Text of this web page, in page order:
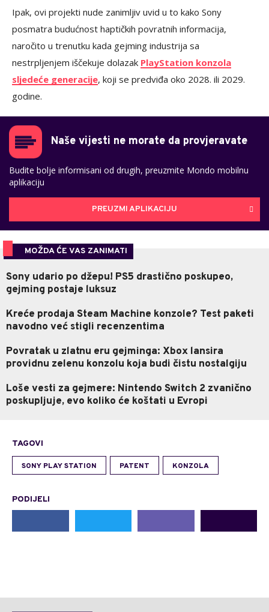
Ipak, ovi projekti nude zanimljiv uvid u to kako Sony
posmatra budućnost haptičkih povratnih informacija,
naročito u trenutku kada gejming industrija sa
nestrpljenjem iščekuje dolazak PlayStation konzola
sljedeće generacije, koji se predviđa oko 2028. ili 2029.
godine.
Naše vijesti ne morate da provjeravate
Budite bolje informisani od drugih, preuzmite Mondo mobilnu
aplikaciju
PREUZMI APLIKACIJU
MOŽDA ĆE VAS ZANIMATI
Sony udario po džepu! PS5 drastično poskupeo,
gejming postaje luksuz
Kreće prodaja Steam Machine konzole? Test paketi
navodno već stigli recenzentima
Povratak u zlatnu eru gejminga: Xbox lansira
providnu zelenu konzolu koja budi čistu nostalgiju
Loše vesti za gejmere: Nintendo Switch 2 zvanično
poskupljuje, evo koliko će koštati u Evropi
TAGOVI
SONY PLAY STATION PATENT KONZOLA
PODIJELI